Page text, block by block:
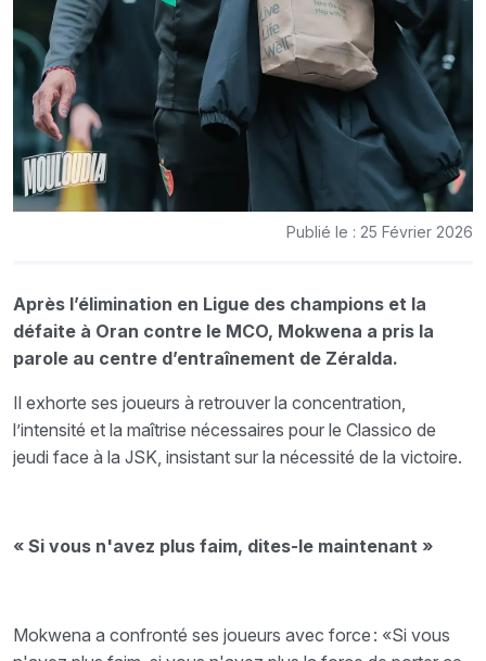
Publié le : 25 Février 2026
Après l’élimination en Ligue des champions et la
défaite à Oran contre le MCO, Mokwena a pris la
parole au centre d’entraînement de Zéralda.
Il exhorte ses joueurs à retrouver la concentration,
l’intensité et la maîtrise nécessaires pour le Classico de
jeudi face à la JSK, insistant sur la nécessité de la victoire.
« Si vous n'avez plus faim, dites-le maintenant »
Mokwena a confronté ses joueurs avec force : «Si vous